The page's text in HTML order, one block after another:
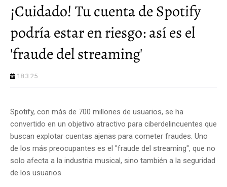
¡Cuidado! Tu cuenta de Spotify
podría estar en riesgo: así es el
'fraude del streaming'
18.3.25
Spotify, con más de 700 millones de usuarios, se ha
convertido en un objetivo atractivo para ciberdelincuentes que
buscan explotar cuentas ajenas para cometer fraudes. Uno
de los más preocupantes es el "fraude del streaming", que no
solo afecta a la industria musical, sino también a la seguridad
de los usuarios.